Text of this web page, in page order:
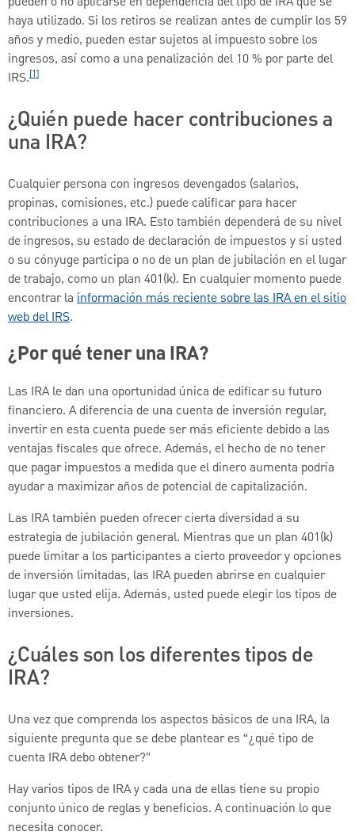
haya utilizado. Si los retiros se realizan antes de cumplir los 59
años y medio, pueden estar sujetos al impuesto sobre los
ingresos, así como a una penalización del 10 % por parte del
IRS.[1]
¿Quién puede hacer contribuciones a
una IRA?
Cualquier persona con ingresos devengados (salarios,
propinas, comisiones, etc.) puede calificar para hacer
contribuciones a una IRA. Esto también dependerá de su nivel
de ingresos, su estado de declaración de impuestos y si usted
o su cónyuge participa o no de un plan de jubilación en el lugar
de trabajo, como un plan 401(k). En cualquier momento puede
encontrar la información más reciente sobre las IRA en el sitio
web del IRS.
¿Por qué tener una IRA?
Las IRA le dan una oportunidad única de edificar su futuro
financiero. A diferencia de una cuenta de inversión regular,
invertir en esta cuenta puede ser más eficiente debido a las
ventajas fiscales que ofrece. Además, el hecho de no tener
que pagar impuestos a medida que el dinero aumenta podría
ayudar a maximizar años de potencial de capitalización.
Las IRA también pueden ofrecer cierta diversidad a su
estrategia de jubilación general. Mientras que un plan 401(k)
puede limitar a los participantes a cierto proveedor y opciones
de inversión limitadas, las IRA pueden abrirse en cualquier
lugar que usted elija. Además, usted puede elegir los tipos de
inversiones.
¿Cuáles son los diferentes tipos de
IRA?
Una vez que comprenda los aspectos básicos de una IRA, la
siguiente pregunta que se debe plantear es “¿qué tipo de
cuenta IRA debo obtener?”
Hay varios tipos de IRA y cada una de ellas tiene su propio
conjunto único de reglas y beneficios. A continuación lo que
necesita conocer.